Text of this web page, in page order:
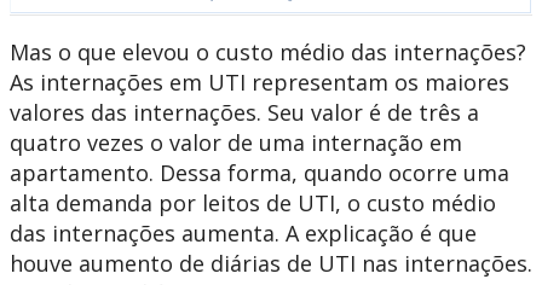
Mas o que elevou o custo médio das internações?
As internações em UTI representam os maiores
valores das internações. Seu valor é de três a
quatro vezes o valor de uma internação em
apartamento. Dessa forma, quando ocorre uma
alta demanda por leitos de UTI, o custo médio
das internações aumenta. A explicação é que
houve aumento de diárias de UTI nas internações.